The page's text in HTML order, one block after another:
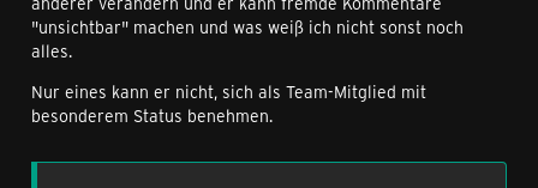
"unsichtbar" machen und was weiß ich nicht sonst noch
alles.
Nur eines kann er nicht, sich als Team-Mitglied mit
besonderem Status benehmen.